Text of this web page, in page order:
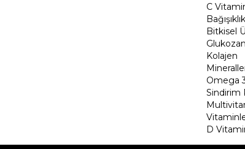
C
Bağışıklık
Bitkisel
Kolajen
Omega
Sindirim
D